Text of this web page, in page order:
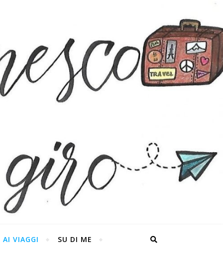
AI VIAGGI SU DI ME